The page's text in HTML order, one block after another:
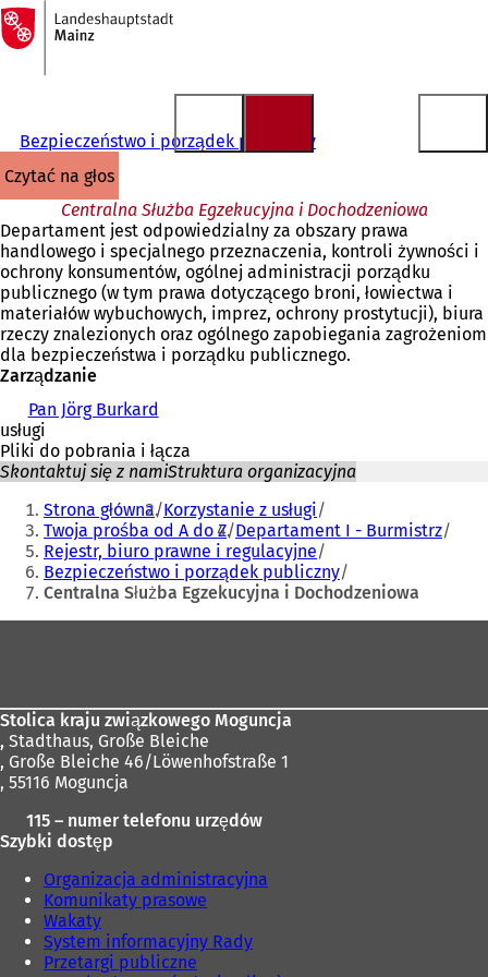
Przejdź do treści
Do
strony
głównej
Bezpieczeństwo i porządek publiczny
czytać na głos
Centralna Służba Egzekucyjna i Dochodzeniowa
Departament jest odpowiedzialny za obszary prawa
handlowego i specjalnego przeznaczenia, kontroli żywności i
ochrony konsumentów, ogólnej administracji porządku
publicznego (w tym prawa dotyczącego broni, łowiectwa i
materiałów wybuchowych, imprez, ochrony prostytucji), biura
rzeczy znalezionych oraz ogólnego zapobiegania zagrożeniom
dla bezpieczeństwa i porządku publicznego.
Zarządzanie
Pan Jörg Burkard
usługi
Pliki do pobrania i łącza
Skontaktuj się z namiStruktura organizacyjna
Jesteś
tutaj:
Strona główna Korzystanie z usługi
Twoja prośba od A do Z Departament I - Burmistrz
Rejestr, biuro prawne i regulacyjne
Bezpieczeństwo i porządek publiczny
Centralna Służba Egzekucyjna i Dochodzeniowa
Stolica kraju związkowego Moguncja
, Stadthaus, Große Bleiche
, Große Bleiche 46/Löwenhofstraße 1
, 55116 Moguncja
115 – numer telefonu urzędów
Szybki dostęp
Organizacja administracyjna
Komunikaty prasowe
Wakaty
System informacyjny Rady
Przetargi publiczne